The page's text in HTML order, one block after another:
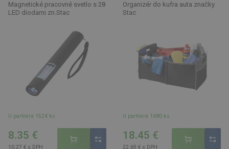
Magnetické pracovné svetlo s 28
LED diodami zn.Stac
U partnera 1524 ks
8.35 €
10.27 € s DPH
Organizér do kufra auta značky
Stac
U partnera 1680 ks
18.45 €
22.69 € s DPH